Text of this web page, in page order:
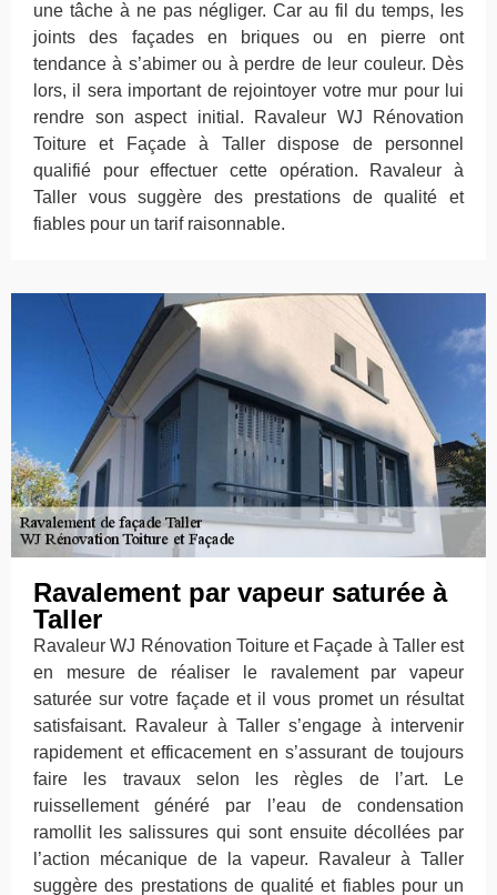
une tâche à ne pas négliger. Car au fil du temps, les
joints des façades en briques ou en pierre ont
tendance à s’abimer ou à perdre de leur couleur. Dès
lors, il sera important de rejointoyer votre mur pour lui
rendre son aspect initial. Ravaleur WJ Rénovation
Toiture et Façade à Taller dispose de personnel
qualifié pour effectuer cette opération. Ravaleur à
Taller vous suggère des prestations de qualité et
fiables pour un tarif raisonnable.
Ravalement par vapeur saturée à
Taller
Ravaleur WJ Rénovation Toiture et Façade à Taller est
en mesure de réaliser le ravalement par vapeur
saturée sur votre façade et il vous promet un résultat
satisfaisant. Ravaleur à Taller s’engage à intervenir
rapidement et efficacement en s’assurant de toujours
faire les travaux selon les règles de l’art. Le
ruissellement généré par l’eau de condensation
ramollit les salissures qui sont ensuite décollées par
l’action mécanique de la vapeur. Ravaleur à Taller
suggère des prestations de qualité et fiables pour un